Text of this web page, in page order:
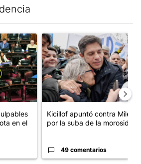
con el título "La Rosada busca
en el
Un artículo de tendencia con
Kicillof apuntó contra Milei
por la suba de la morosida...
49 comentarios